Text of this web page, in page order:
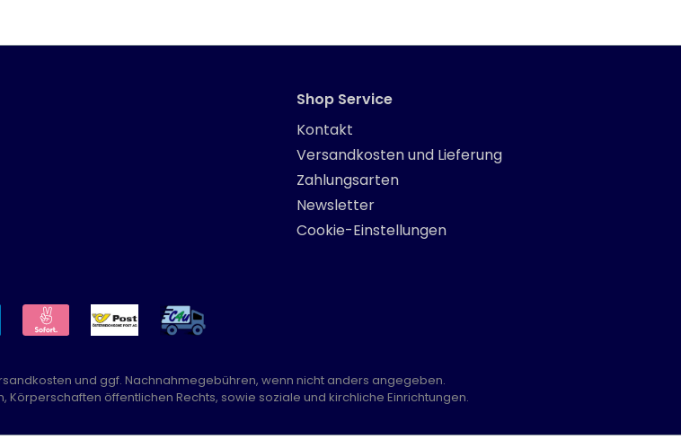
Shop Service
Kontakt
Versandkosten und Lieferung
Zahlungsarten
Newsletter
Cookie-Einstellungen
und ggf. Nachnahmegebühren, wenn nicht anders angegeben.
öffentlichen Rechts, sowie soziale und kirchliche Einrichtungen.